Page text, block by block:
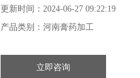
更新时间： 2024-06-27 09:22:19
产品类别： 河南膏药加工
立即咨询